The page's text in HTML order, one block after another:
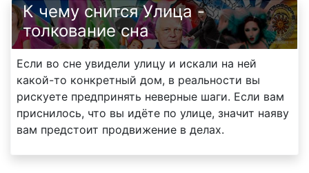
К чему снится Улица -
толкование сна
Если во сне увидели улицу и искали на ней
какой-то конкретный дом, в реальности вы
рискуете предпринять неверные шаги. Если вам
приснилось, что вы идёте по улице, значит наяву
вам предстоит продвижение в делах.